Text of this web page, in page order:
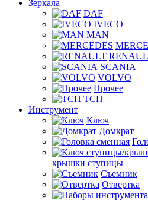
Зеркала
DAF
IVECO
MAN
SCANIA
VOLVO
Прочее
ТСП
Инструмент
Ключ
Домкрат
крышки ступицы
Съемник
Отвертка